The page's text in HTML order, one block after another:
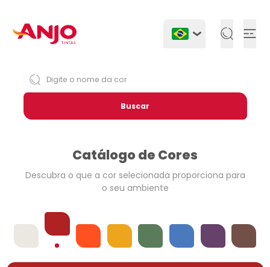
Buscar
Catálogo de Cores
Descubra o que a cor selecionada proporciona para
o seu ambiente
Offwhites
Vermelhos
LaranjasAmarelosVerdesAzuis Violetas